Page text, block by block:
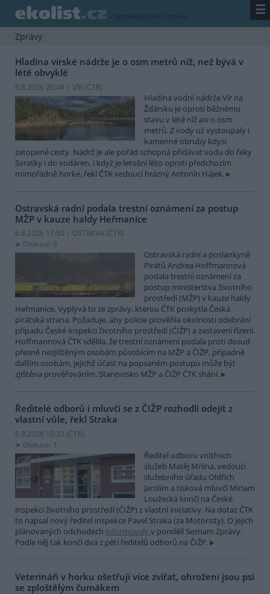
/ zpravodajství / zprávy ☰
Zprávy
Hladina vírské nádrže je o osm metrů níž, než bývá v
létě obvyklé
6.8.2026 20:48 | VÍR (ČTK)
Hladina vodní nádrže Vír na
Žďársku je oproti běžnému
stavu v létě níž asi o osm
metrů. Z vody už vystoupaly i
kamenné obruby kdysi
zatopené cesty. Nádrž je ale pořád schopná přidávat vodu do řeky
Svratky i do vodáren, i když je letošní léto oproti předchozím
mimořádně horké, řekl ČTK vedoucí hrázný Antonín Hájek.
Ostravská radní podala trestní oznámení za postup
MŽP v kauze haldy Heřmanice
6.8.2026 17:50 | OSTRAVA (ČTK)
Diskuse: 6
Ostravská radní a poslankyně
Pirátů Andrea Hoffmannová
podala trestní oznámení za
postup ministerstva životního
prostředí (MŽP) v kauze haldy
Heřmanice. Vyplývá to ze zprávy, kterou ČTK poskytla Česká
pirátská strana. Požaduje, aby policie prověřila okolnosti odebrání
případu České inspekci životního prostředí (ČIŽP) a zastavení řízení.
Hoffmannová ČTK sdělila, že trestní oznámení podala proti dosud
přesně nezjištěným osobám působícím na MŽP a ČIŽP, případně
dalším osobám, jejichž účast na popsaném postupu může být
zjištěna prověřováním. Stanovisko MŽP a ČIŽP ČTK shání.
Ředitelé odborů i mluvčí se z ČIŽP rozhodli odejít z
vlastní vůle, řekl Straka
6.8.2026 15:22 (ČTK)
Diskuse: 1
Ředitel odboru vnitřních
služeb Matěj Mrlina, vedoucí
služebního úřadu Oldřich
Jarolím a tisková mluvčí Miriam
Loužecká končí na České
inspekci životního prostředí (ČIŽP) z vlastní iniciativy. Na dotaz ČTK
to napsal nový ředitel inspekce Pavel Straka (za Motoristy). O jejich
plánovaných odchodech informovaly v pondělí Seznam Zprávy.
Podle něj tak končí dva z pěti ředitelů odborů na ČIŽP.
Veterináři v horku ošetřují více zvířat, ohrožení jsou psi
se zploštělým čumákem